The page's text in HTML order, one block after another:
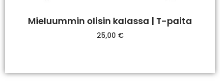
Mieluummin olisin kalassa | T-paita
25,00 €